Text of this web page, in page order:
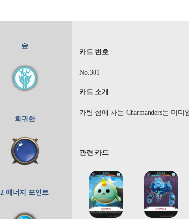
숲
희귀한
2 에너지 포인트
카드 번호
No.301
카드 소개
카탄 섬에 사는 Charmanders는 미
관련 카드